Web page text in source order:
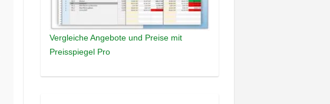
Vergleiche Angebote und Preise mit
Preisspiegel Pro